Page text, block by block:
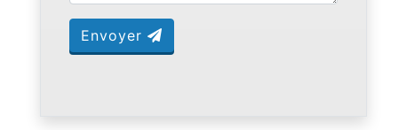
Envoyer